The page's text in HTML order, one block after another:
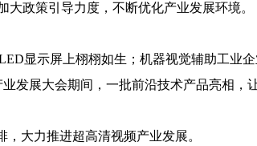
政策引导力度，不断优化产业发展环境。
显示屏上栩栩如生；机器视觉辅助工业企
发展大会期间，一批前沿技术产品亮相，
大力推进超高清视频产业发展。